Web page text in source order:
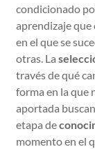
condicionado
aprendizaje
en el que se
otras. La
través de qué
forma en la que
aportada
etapa de
momento en el